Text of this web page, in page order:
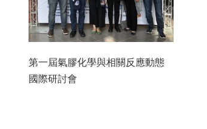
第一屆氣膠化學與相關反應動態
國際研討會